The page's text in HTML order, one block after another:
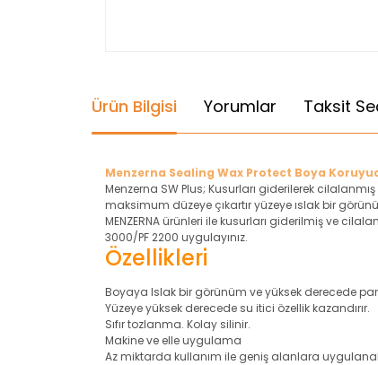
Ürün Bilgisi Yorumlar Taksit
Menzerna Sealing Wax Protect Boya
Menzerna SW Plus; Kusurları giderilerek
maksimum düzeye çıkartır yüzeye ıslak bir
MENZERNA ürünleri ile kusurları giderilmiş ve
3000/PF 2200 uygulayınız.
Özellikleri
Boyaya Islak bir görünüm ve yüksek derecede
Yüzeye yüksek derecede su itici özellik kazandırır.
Sıfır tozlanma. Kolay silinir.
Makine ve elle uygulama
Az miktarda kullanım ile geniş alanlara